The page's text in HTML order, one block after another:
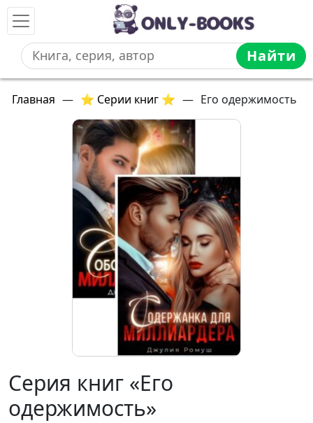
Найти
Главная — ⭐ Серии книг ⭐ — Его одержимость
Серия книг «Его
одержимость»